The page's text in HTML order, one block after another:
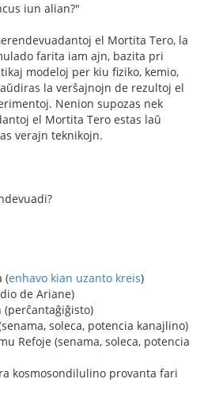
iun alian?"
el Mortita Tero, la
farita iam ajn, bazita pri
modeloj per kiu fiziko, kemio,
la verŝajnojn de rezultoj el
Nenion supozas nek
el Mortita Tero estas laŭ
verajn teknikojn.
(enhavo kian uzanto kreis)
de Ariane)
(perĉantaĝiĝisto)
soleca, potencia kanajlino)
Refoje (senama, soleca, potencia
kosmosondilulino provanta fari